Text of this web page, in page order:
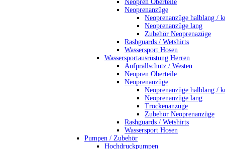
Neopren Oberteile
Neoprenanzüge
Neoprenanzüge halblang /
Neoprenanzüge lang
Zubehör Neoprenazüge
Rashguards / Wetshirts
Wassersport Hosen
Wassersportausrüstung Herren
Aufprallschutz / Westen
Neopren Oberteile
Neoprenanzüge
Neoprenanzüge halblang /
Neoprenanzüge lang
Trockenanzüge
Zubehör Neoprenanzüge
Rashguards / Wetshirts
Wassersport Hosen
Pumpen / Zubehör
Hochdruckpumpen